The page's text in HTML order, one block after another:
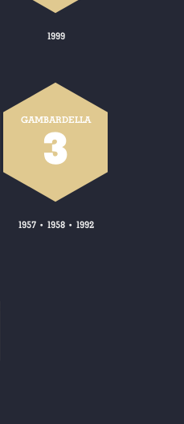
1999
GAMBARDELLA
3
1957• 1958• 1992